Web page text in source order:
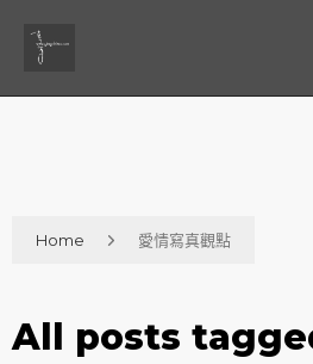
Home 愛情寫真觀點
All posts